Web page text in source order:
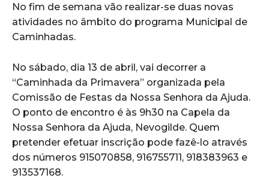
No fim de semana vão realizar-se duas novas
atividades no âmbito do programa Municipal de
Caminhadas.
No sábado, dia 13 de abril, vai decorrer a
“Caminhada da Primavera” organizada pela
Comissão de Festas da Nossa Senhora da Ajuda.
O ponto de encontro é às 9h30 na Capela da
Nossa Senhora da Ajuda, Nevogilde. Quem
pretender efetuar inscrição pode fazê-lo através
dos números 915070858, 916755711, 918383963 e
913537168.